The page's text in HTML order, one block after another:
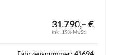
31.790,– €
inkl. 19% MwSt.